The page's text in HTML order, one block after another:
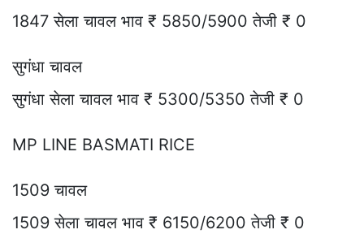
1847 सेला चावल भाव ₹ 5850/5900 तेजी ₹ 0
सुगंधा चावल
सुगंधा सेला चावल भाव ₹ 5300/5350 तेजी ₹ 0
MP LINE BASMATI RICE
1509 चावल
1509 सेला चावल भाव ₹ 6150/6200 तेजी ₹ 0